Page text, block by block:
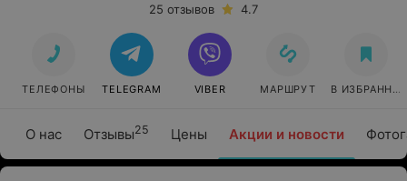
О нас Отзывы25 Цены Акции и новости
25 отзывов
4.7
ТЕЛЕФОНЫ TELEGRAM VIBER МАРШРУТ В ИЗБРАННОЕ